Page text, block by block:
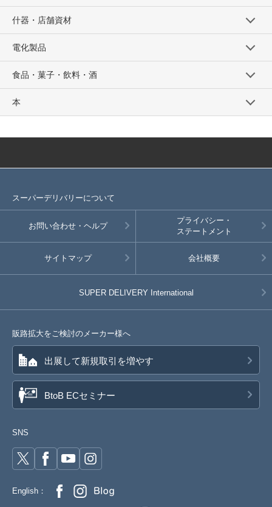
什器・店舗資材
電化製品
食品・菓子・飲料・酒
本
スーパーデリバリーについて
お問い合わせ・ヘルプ
プライバシー・
ステートメント
サイトマップ 会社概要
SUPER DELIVERY International
販路拡大をご検討のメーカー様へ
出展して新規取引を増やす
BtoB ECセミナー
SNS
English：